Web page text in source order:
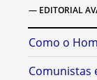
— EDITORIAL
Como o
Comunistas